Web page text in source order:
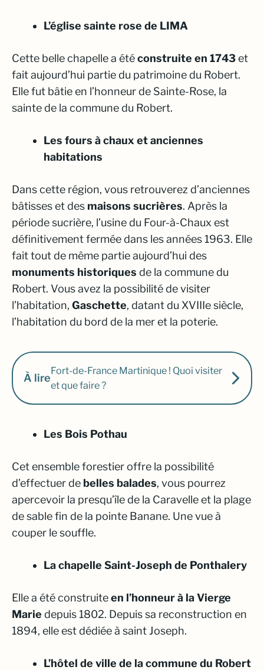
L’église sainte rose de LIMA
Cette belle chapelle a étéconstruite en 1743et
fait aujourd’hui partie du patrimoine du Robert.
Elle fut bâtie en l’honneur de Sainte-Rose, la
sainte de la commune du Robert.
Les fours à chaux et anciennes
habitations
Dans cette région, vous retrouverez d’anciennes
bâtisses et des maisons sucrières. Après la
période sucrière, l’usine du Four-à-Chaux est
définitivement fermée dans les années 1963. Elle
fait tout de même partie aujourd’hui des
monuments historiques de la commune du
Robert. Vous avez la possibilité de visiter
l’habitation, Gaschette, datant du XVIIIe siècle,
l’habitation du bord de la mer et la poterie.
À lire
Fort-de-France Martinique ! Quoi visiter
et que faire ?
Les Bois Pothau
Cet ensemble forestier offre la possibilité
d’effectuer de belles balades, vous pourrez
apercevoir la presqu’île de la Caravelle et la plage
de sable fin de la pointe Banane. Une vue à
couper le souffle.
La chapelle Saint-Joseph de Ponthalery
Elle a été construiteen l’honneur à la Vierge
Marie depuis 1802. Depuis sa reconstruction en
1894, elle est dédiée à saint Joseph.
L’hôtel de ville de la commune du Robert